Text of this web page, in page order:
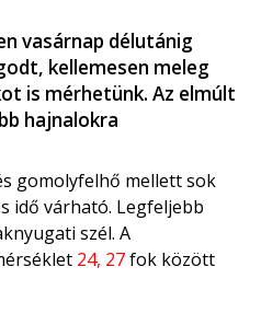
vasárnap délutánig
kellemesen meleg
is mérhetünk. Az elmúlt
hajnalokra
gomolyfelhő mellett sok
idő várható. Legfeljebb
szél. A
24, 27fok között